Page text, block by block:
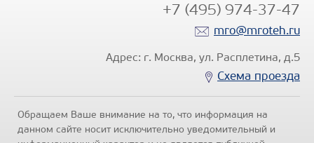
+7 (495) 974-37-47
mro@mroteh.ru
Адрес: г. Москва, ул. Расплетина, д.5
Схема проезда
Обращаем Ваше внимание на то, что информация на
данном сайте носит исключительно уведомительный и